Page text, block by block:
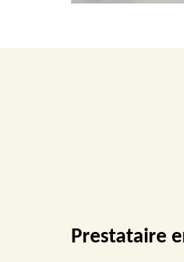
Prestataire